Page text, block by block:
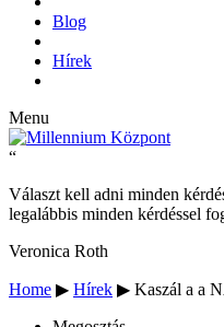
Blog
Hírek
Menu
“
Választ kell adni minden
legalábbis minden kérdéssel
Veronica Roth
Home ▶ Hírek ▶ Kaszál a a